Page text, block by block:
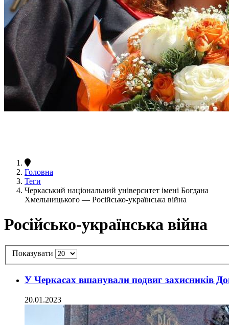
Головна
Теги
Черкаський національний університет імені Богдана
Хмельницького — Російсько-українська війна
Російсько-українська війна
Показувати
У Черкасах вшанували подвиг захисників
20.01.2023